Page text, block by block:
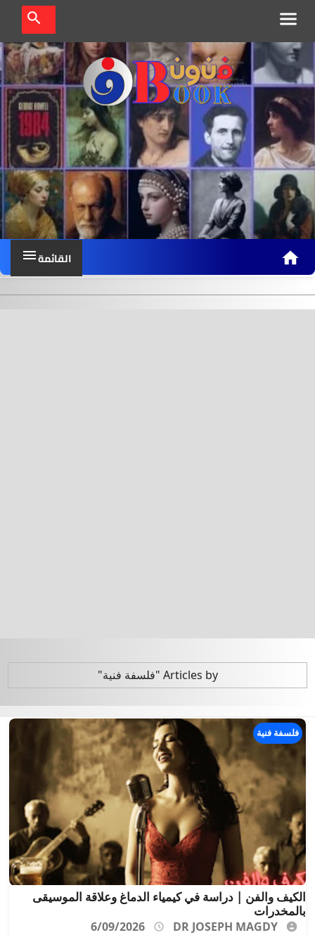
ف
ن
و
ن
ب
و
القائمة
Articles by "فلسفة فنية"
فلسفة فنية
الكيف والفن | دراسة في كيمياء الدماغ وعلاقة الموسيقى
بالمخدرات
DR JOSEPH MAGDY
6/09/2026